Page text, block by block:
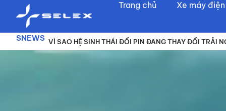
Trang chủ Xe máy điện
SNEWS 5 YẾU TỐ CẦN CÂN NHẮC KHI LỰA CHỌN XE ĐIỆN
VÌ SAO HỆ SINH THÁI ĐỔI PIN ĐANG THAY ĐỔI TRẢI
THUÊ XE MÁY ĐIỆN SELEX CAMEL: GIẢI PHÁP LINH